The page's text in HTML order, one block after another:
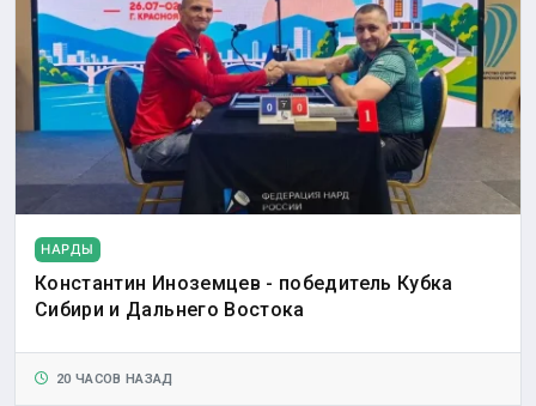
НАРДЫ
Константин Иноземцев - победитель Кубка
Сибири и Дальнего Востока
20 ЧАСОВ НАЗАД